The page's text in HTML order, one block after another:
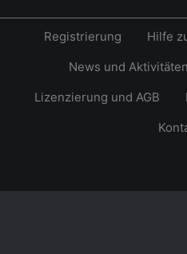
Registrierung Hilfe
News und Aktivitäten
Lizenzierung und AGB